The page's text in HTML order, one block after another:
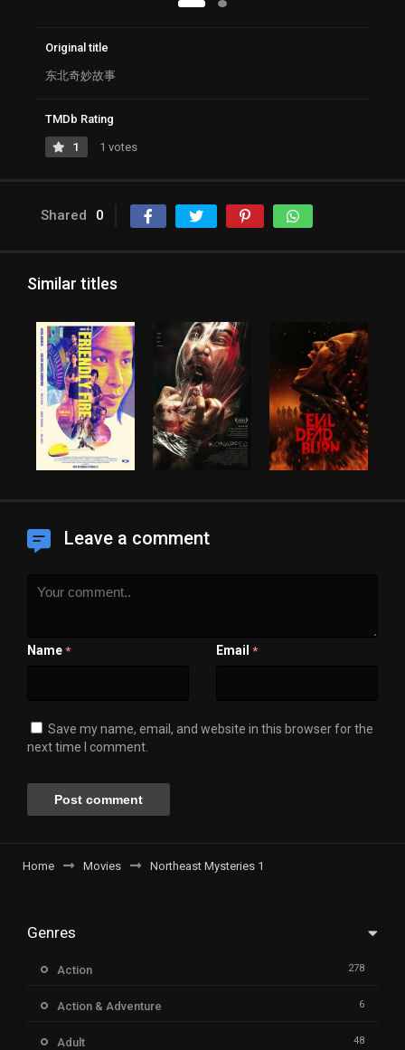
Original title
东北奇妙故事
TMDb Rating
1 1 votes
Shared 0
Similar titles
Leave a comment
Name * Email *
Save my name, email, and website in this browser for the
next time I comment.
Home Movies Northeast Mysteries 1
Genres
Action 278
Action & Adventure 6
Adult 48